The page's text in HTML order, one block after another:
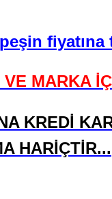
fiyatına
MARKA
KREDİ
HARİÇTİR...